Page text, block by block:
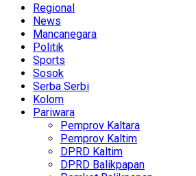
Regional
News
Mancanegara
Politik
Sports
Sosok
Serba Serbi
Kolom
Pariwara
Pemprov Kaltara
Pemprov Kaltim
DPRD Kaltim
DPRD Balikpapan